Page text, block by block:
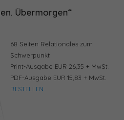
Übermorgen“
68 Seiten Relationales zum
Schwerpunkt
Print-Ausgabe EUR 26,35 + MwSt.
PDF-Ausgabe EUR 15,83 + MwSt.
BESTELLEN